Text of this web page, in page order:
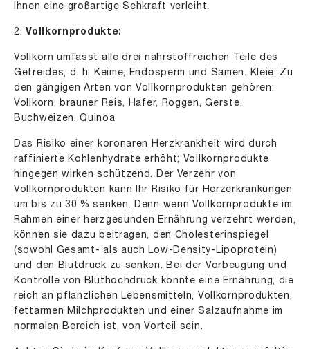
Ihnen eine großartige Sehkraft verleiht.
2.Vollkornprodukte:
Vollkorn umfasst alle drei nährstoffreichen Teile des
Getreides, d. h. Keime, Endosperm und Samen. Kleie. Zu
den gängigen Arten von Vollkornprodukten gehören:
Vollkorn, brauner Reis, Hafer, Roggen, Gerste,
Buchweizen, Quinoa
Das Risiko einer koronaren Herzkrankheit wird durch
raffinierte Kohlenhydrate erhöht; Vollkornprodukte
hingegen wirken schützend. Der Verzehr von
Vollkornprodukten kann Ihr Risiko für Herzerkrankungen
um bis zu 30 % senken. Denn wenn Vollkornprodukte im
Rahmen einer herzgesunden Ernährung verzehrt werden,
können sie dazu beitragen, den Cholesterinspiegel
(sowohl Gesamt- als auch Low-Density-Lipoprotein)
und den Blutdruck zu senken. Bei der Vorbeugung und
Kontrolle von Bluthochdruck könnte eine Ernährung, die
reich an pflanzlichen Lebensmitteln, Vollkornprodukten,
fettarmen Milchprodukten und einer Salzaufnahme im
normalen Bereich ist, von Vorteil sein.